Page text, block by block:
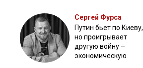
Сергей Фурса
Путин бьет по Киеву,
но проигрывает
другую войну –
экономическую